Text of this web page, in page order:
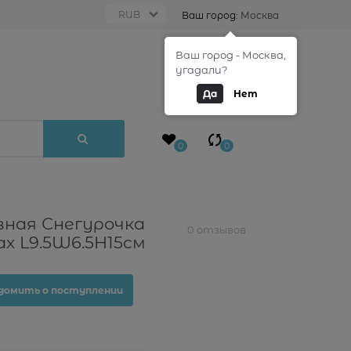
Ваш город: Москва
0
0 0
Снегурочка
L9.5W6.5H15см
о поступлении
0 отзывов
Ваш город - Москва,
угадали?
Да Нет